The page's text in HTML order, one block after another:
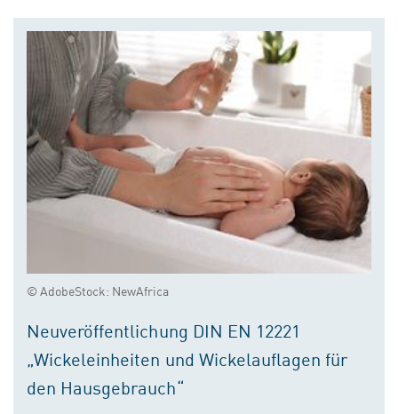
© AdobeStock: NewAfrica
Neuveröffentlichung DIN EN 12221
„Wickeleinheiten und Wickelauflagen für
den Hausgebrauch“